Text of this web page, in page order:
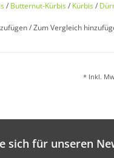
Erzeugung.
/ Butternut-Kürbis/ Kürbis/
/Zum Vergleich
* Inkl.
sich für unseren